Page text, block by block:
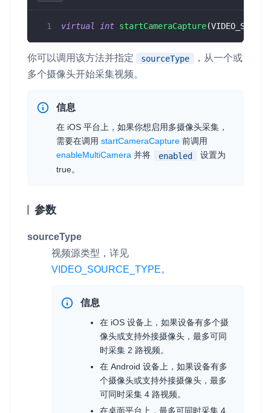
virtual int startCameraCapture(
你可以调用该方法并指定 sourceType
，从一个或
多个摄像头开始采集视频。
信息
在 iOS 平台上，如果你想启用多摄像头采集，
需要在调用 startCameraCapture 前调用
enableMultiCamera 并将 enabled
设置为
true。
参数
sourceType
视频源类型，详见
VIDEO_SOURCE_TYPE。
信息
在 iOS 设备上，如果设备有多个摄
像头或支持外接摄像头，最多可同
时采集 2 路视频。
在 Android 设备上，如果设备有多
个摄像头或支持外接摄像头，最多
可同时采集 4 路视频。
在桌面平台上，最多可同时采集 4